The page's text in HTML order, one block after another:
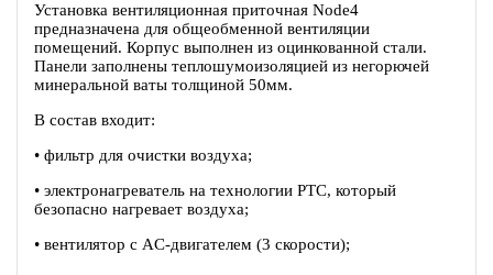
Установка вентиляционная приточная Node4
предназначена для общеобменной вентиляции
помещений. Корпус выполнен из оцинкованной стали.
Панели заполнены теплошумоизоляцией из негорючей
минеральной ваты толщиной 50мм.
В состав входит:
• фильтр для очистки воздуха;
• электронагреватель на технологии PTC, который
безопасно нагревает воздуха;
• вентилятор с AC-двигателем (3 скорости);